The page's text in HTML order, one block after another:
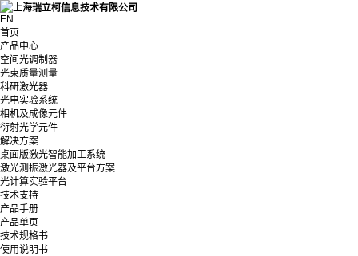
EN
首页
产品中心
空间光调制器
光束质量测量
科研激光器
光电实验系统
相机及成像元件
衍射光学元件
解决方案
桌面版激光智能加工系统
激光测振激光器及平台方案
光计算实验平台
技术支持
产品手册
产品单页
技术规格书
使用说明书